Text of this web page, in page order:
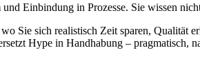
und Einbindung in Prozesse. Sie wissen
Sie sich realistisch Zeit sparen, Qualität
Hype in Handhabung – pragmatisch,